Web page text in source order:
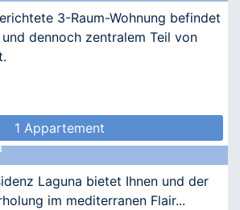
3-Raum-Wohnung befindet
dennoch zentralem Teil von
1 Appartement
Laguna bietet Ihnen und der
im mediterranen Flair...